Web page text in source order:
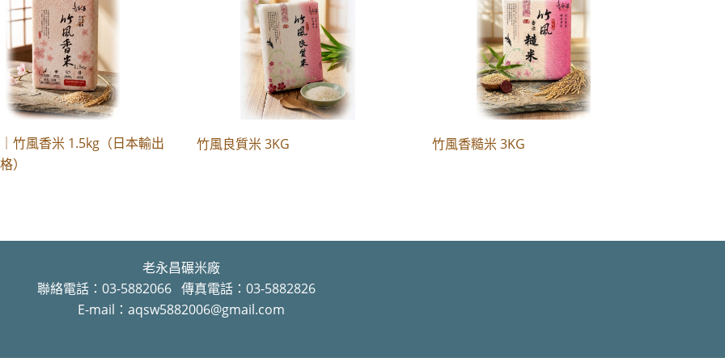
竹風香米 1.5kg（日本輸出
）
竹風良質米 3KG 竹風香糙米 3KG
老永昌碾米廠
聯絡電話：03-5882066 傳真電話：03-5882826
E-mail：aqsw5882006@gmail.com